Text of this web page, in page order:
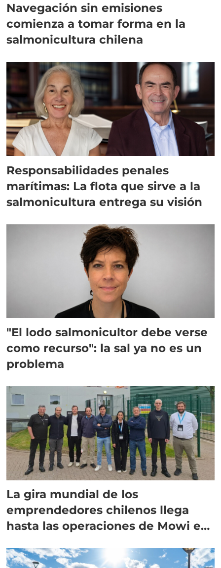
Navegación sin emisiones
comienza a tomar forma en la
salmonicultura chilena
Responsabilidades penales
marítimas: La flota que sirve a la
salmonicultura entrega su visión
"El lodo salmonicultor debe verse
como recurso": la sal ya no es un
problema
La gira mundial de los
emprendedores chilenos llega
hasta las operaciones de Mowi en